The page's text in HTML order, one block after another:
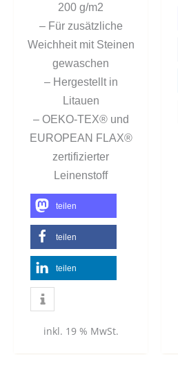
200 g/m2
– Für zusätzliche
Weichheit mit Steinen
gewaschen
– Hergestellt in
Litauen
– OEKO-TEX® und
EUROPEAN FLAX®
zertifizierter
Leinenstoff
teilen
teilen
teilen
inkl. 19 % MwSt.